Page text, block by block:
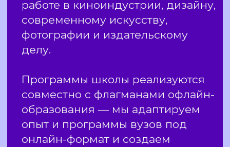
И дистанционный
нисколько не
упрощает процесс.
получила нужные
Читать историю
современные психологи, они все
практикуют, они постоянно
образовываются и общаются
в профессиональных кругах»